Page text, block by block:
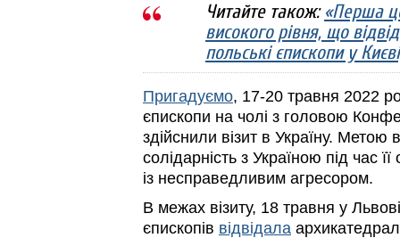
Читайте також: «Перша
високого рівня, що
польські єпископи у
Пригадуємо, 17-20 травня 2022
єпископи на чолі з головою
здійснили візит в Україну. Метою
солідарність з Україною під час
із несправедливим агресором.
В межах візиту, 18 травня у
єпископів відвідала